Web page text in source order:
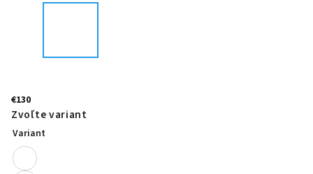
€130
Zvoľte variant
Variant